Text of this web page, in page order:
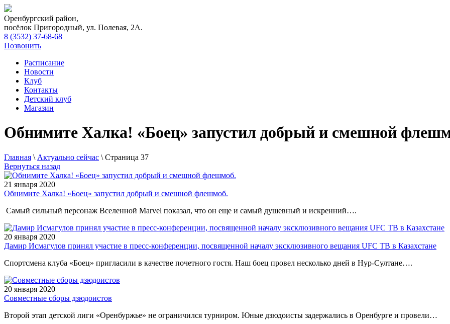
Оренбургский район,
посёлок Пригородный, ул. Полевая, 2А.
8 (3532) 37-68-68
Позвонить
Расписание
Новости
Клуб
Контакты
Детский клуб
Магазин
Обнимите Халка! «Боец» запустил добрый и смешной
Главная \ Актуально сейчас \ Страница 37
Вернуться назад
21 января 2020
Обнимите Халка! «Боец» запустил добрый и смешной флешмоб.
Самый сильный персонаж Вселенной Marvel показал, что он еще и самый душевный и искренний….
20 января 2020
Дамир Исмагулов принял участие в пресс-конференции, посвященной началу эксклюзивного вещания UFC ТВ в Казахстане
Спортсмена клуба «Боец» пригласили в качестве почетного гостя. Наш боец провел несколько дней в Нур-Султане….
20 января 2020
Совместные сборы дзюдоистов
Второй этап детской лиги «Оренбуржье» не ограничился турниром. Юные дзюдоисты задержались в Оренбурге и провели…